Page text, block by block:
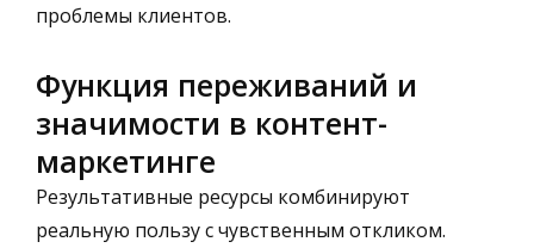
проблемы клиентов.
Функция переживаний и
значимости в контент-
маркетинге
Результативные ресурсы комбинируют
реальную пользу с чувственным откликом.